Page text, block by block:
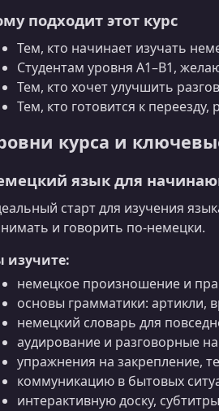
подходит этот курс
Тем, кто начинает изучать
Студентам уровня A1–B1,
Тем, кто хочет улучшить
Тем, кто готовится к
курса и
язык для
старт для изучения
и говорить по-немецки.
изучите:
немецкое произношение и
основы грамматики: артикли,
немецкий словарь для
аудирование и разговорные
упражнения на закрепление,
коммуникацию в бытовых
интерактивную доску,